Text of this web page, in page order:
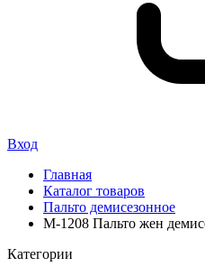
Вход
Главная
Каталог товаров
Пальто демисезонное
М-1208 Пальто жен
Категории